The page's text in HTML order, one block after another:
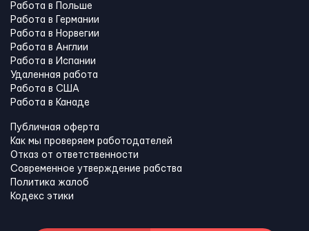
Работа в Польше
Работа в Германии
Работа в Норвегии
Работа в Англии
Работа в Испании
Удаленная работа
Работа в США
Работа в Канадe
Публичная оферта
Как мы проверяем работодателей
Отказ от ответственности
Современное утверждение рабства
Политика жалоб
Кодекс этики